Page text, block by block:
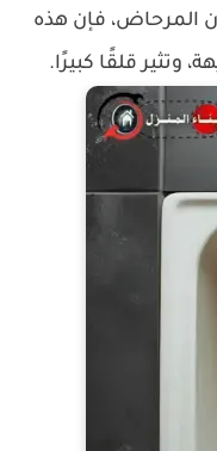
المرحاض، فإن هذه
وتثير قلقًا كبيرًا.